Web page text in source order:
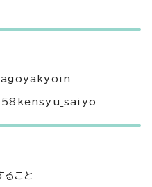
こと